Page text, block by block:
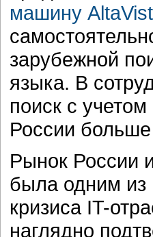
машину
зарубежной
языка. В
поиск с
России больше
Рынок России
была одним из
кризиса IT-
наглядно